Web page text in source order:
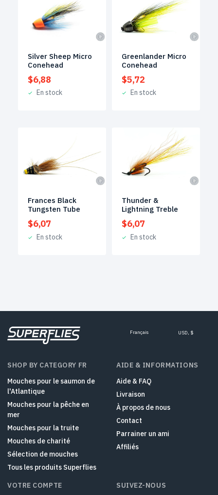
Silver Sheep Micro
Conehead
$6,88
En stock
Greenlander Micro
Conehead
$5,72
En stock
Frances Black
Tungsten Tube
$6,07
En stock
Thunder &
Lightning Treble
$6,07
En stock
Français USD, $
SHOP BY CATEGORY FR
Mouches pour le saumon de
l'Atlantique
Mouches pour la pêche en
mer
Mouches pour la truite
Mouches de charité
Sélection de mouches
Tous les produits Superflies
AIDE & INFORMATIONS
Aide & FAQ
Livraison
À propos de nous
Contact
Parrainer un ami
Affiliés
VOTRE COMPTE SUIVEZ-NOUS